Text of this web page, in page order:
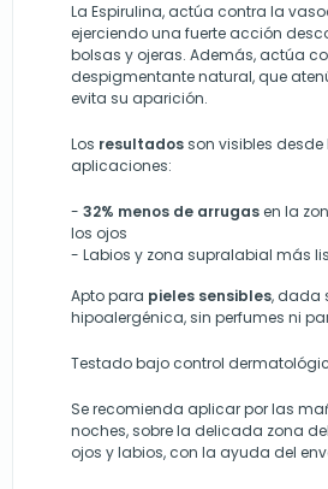
La Espirulina, actúa contra la
ejerciendo una fuerte acción
bolsas y ojeras. Además, actúa
despigmentante natural, que
evita su aparición.
Los resultadosson visibles
aplicaciones:
- 32% menos de arrugasen la
los ojos
- Labios y zona supralabial más
Apto para pieles sensibles, dada
hipoalergénica, sin perfumes ni
Testado bajo control
Se recomienda aplicar por las
noches, sobre la delicada zona
ojos y labios, con la ayuda del